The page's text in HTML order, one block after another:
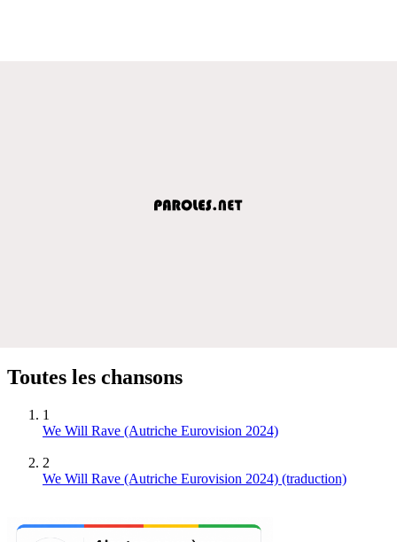
Toutes les chansons
1
We Will Rave (Autriche Eurovision 2024)
2
We Will Rave (Autriche Eurovision 2024) (traduction)